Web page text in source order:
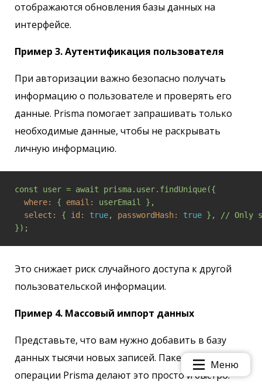
отображаются обновления базы данных на
интерфейсе.
Пример 3. Аутентификация пользователя
При авторизации важно безопасно получать
информацию о пользователе и проверять его
данные. Prisma помогает запрашивать только
необходимые данные, чтобы не раскрывать
личную информацию.
const user = await
prisma.user.findUnique({
  where:
{ email: userEmail
},
  select:
{ id: true, passwordHash: true }, // Only
});
Это снижает риск случайного доступа к другой
пользовательской информации.
Пример 4. Массовый импорт данных
Представьте, что вам нужно добавить в базу
данных тысячи новых записей. Пакетные
операции Prisma делают это просто и быстро.
Меню